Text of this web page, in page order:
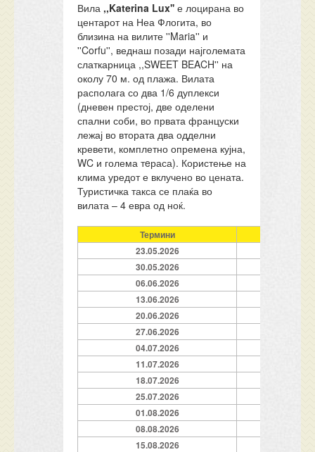
Вила ,,Katerina Lux'' е лоцирана во
центарот на Неа Флогита, во
близина на вилите ''Maria'' и
''Corfu'', веднаш позади најголемата
слаткарница ,,SWEET BEACH'' на
околу 70 м. од плажа. Вилата
располага со два 1/6 дуплекси
(дневен престој, две оделени
спални соби, во првата француски
лежај во втората два одделни
кревети, комплетно опремена кујна,
WC и голема тeраса). Користење на
клима уредот е вклучено во цената.
Туристичка такса се плаќа во
вилата – 4 евра од ноќ.
Термини
23.05.2026
30.05.2026
06.06.2026
13.06.2026
20.06.2026
27.06.2026
04.07.2026
11.07.2026
18.07.2026
25.07.2026
01.08.2026
08.08.2026
15.08.2026